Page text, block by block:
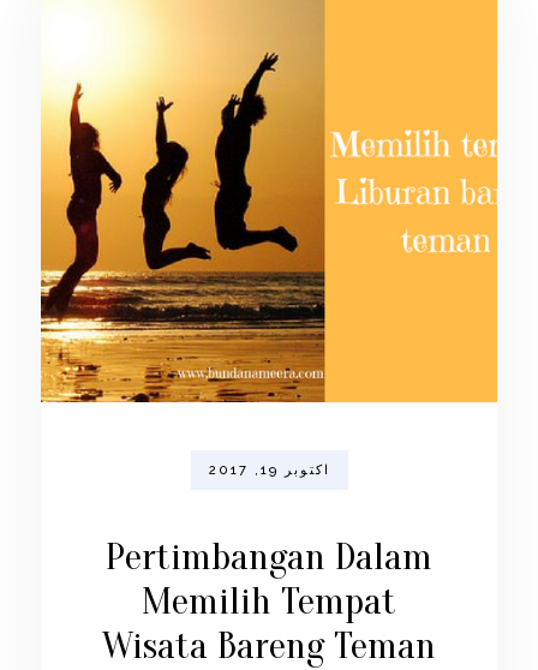
اکتوبر 19, 2017
Pertimbangan Dalam
Memilih Tempat
Wisata Bareng Teman